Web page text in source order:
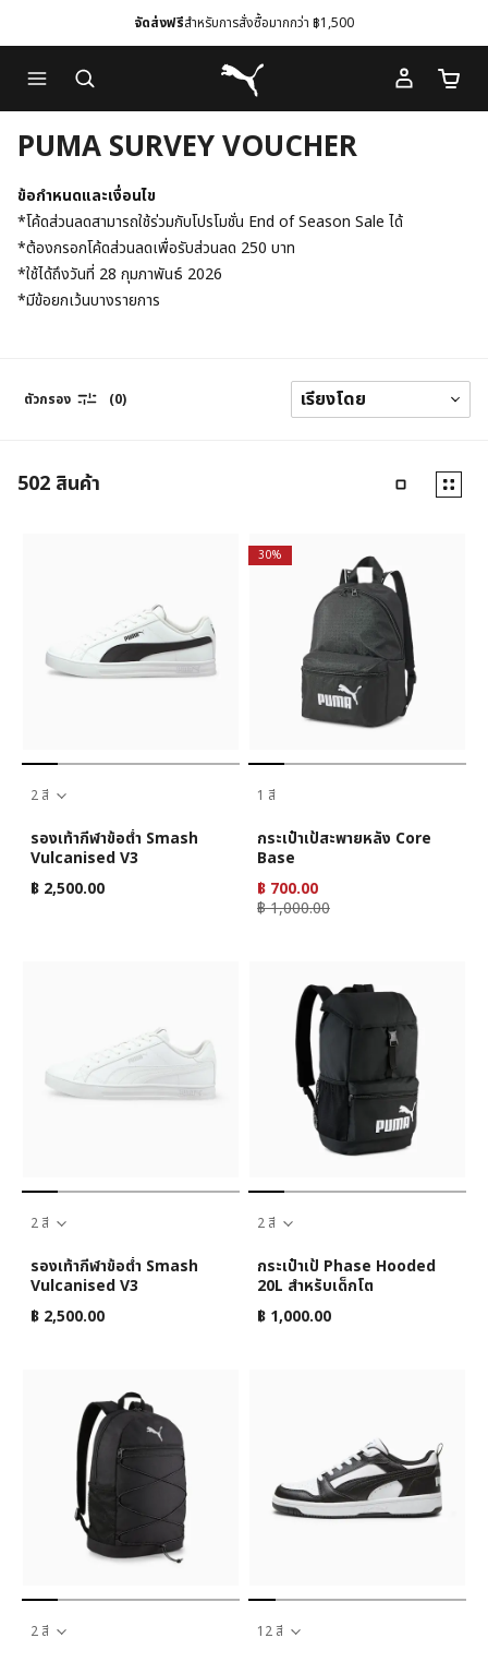
to
Main
content
to
Footer
Content
จัดส่งฟรีสำหรับการสั่งซื้อมากกว่า ฿1,500
Puma โฮม
จำนว
PUMA SURVEY VOUCHER
ข้อกำหนดและเงื่อนไข
*โค้ดส่วนลดสามารถใช้ร่วมกับโปรโมชั่น End of Season Sale ได้
*ต้องกรอกโค้ดส่วนลดเพื่อรับส่วนลด 250 บาท
*ใช้ได้ถึงวันที่ 28 กุมภาพันธ์ 2026
*มีข้อยกเว้นบางรายการ
ตัวกรอง (0)
502 สินค้า
2 สี
รองเท้ากีฬาข้อต่ำ Smash
Vulcanised V3
฿ 2,500.00
30%
1 สี
กระเป๋าเป้สะพายหลัง Core
Base
฿ 700.00
฿ 1,000.00
2 สี
รองเท้ากีฬาข้อต่ำ Smash
Vulcanised V3
฿ 2,500.00
2 สี
กระเป๋าเป้ Phase Hooded
20L สำหรับเด็กโต
฿ 1,000.00
2 สี 12 สี